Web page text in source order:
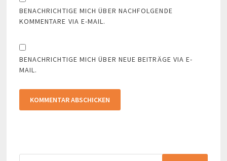
BENACHRICHTIGE MICH ÜBER NACHFOLGENDE
KOMMENTARE VIA E-MAIL.
BENACHRICHTIGE MICH ÜBER NEUE BEITRÄGE VIA E-
MAIL.